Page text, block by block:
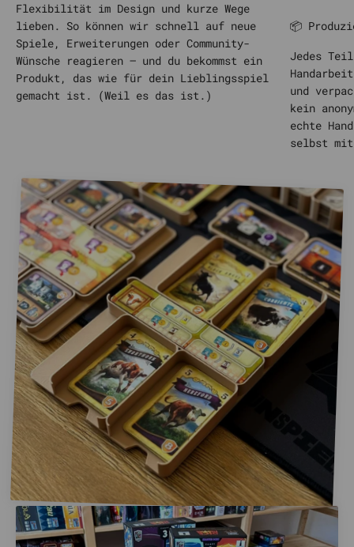
Flexibilität im Design und kurze Wege
lieben. So können wir schnell auf neue
Spiele, Erweiterungen oder Community-
Wünsche reagieren – und du bekommst ein
Produkt, das wie für dein Lieblingsspiel
gemacht ist. (Weil es das ist.)
📦
Jedes
und
kein
echte
selbst